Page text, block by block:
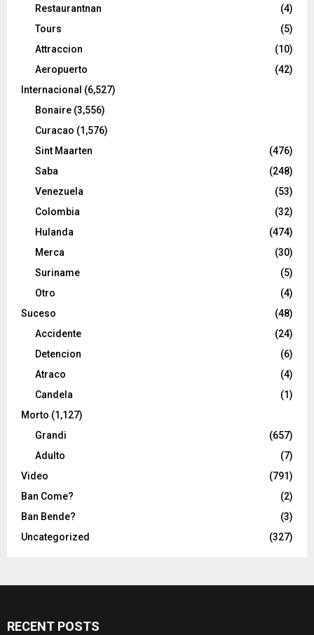
Restaurantnan
(4)
Tours
(5)
Attraccion
(10)
Aeropuerto
(42)
Internacional (6,527)
Bonaire (3,556)
Curacao (1,576)
Sint Maarten
(476)
Saba
(248)
Venezuela
(53)
Colombia
(32)
Hulanda
(474)
Merca
(30)
Suriname
(5)
Otro
(4)
Suceso
(48)
Accidente
(24)
Detencion
(6)
Atraco
(4)
Candela
(1)
Morto (1,127)
Grandi
(657)
Adulto
(7)
Video
(791)
Ban Come?
(2)
Ban Bende?
(3)
Uncategorized
(327)
RECENT POSTS